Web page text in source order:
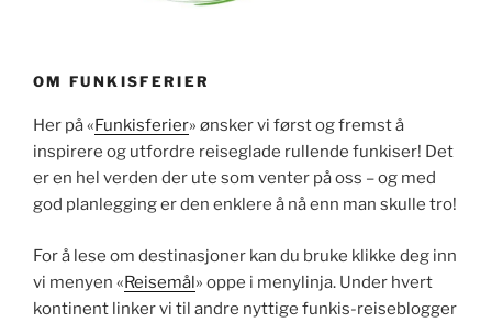
OM FUNKISFERIER
Her på «Funkisferier» ønsker vi først og fremst å
inspirere og utfordre reiseglade rullende funkiser! Det
er en hel verden der ute som venter på oss – og med
god planlegging er den enklere å nå enn man skulle tro!
For å lese om destinasjoner kan du bruke klikke deg inn
vi menyen «Reisemål» oppe i menylinja. Under hvert
kontinent linker vi til andre nyttige funkis-reiseblogger